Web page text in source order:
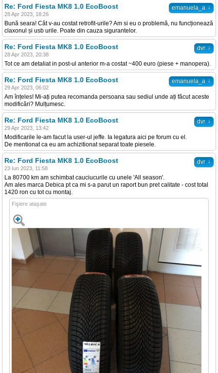
emanuela_a ↓
Re: Ford Fiesta MK8 1.0 EcoBoost
28 Apr 2023, 18:26
Bună seara! Cât v-au costat retrofit-urile? Am si eu o problemă, nu funcționează
claxonul și usb urile. Poate din cauza sigurantelor.
dvr ↓
Re: Ford Fiesta MK8 1.0 EcoBoost
28 Apr 2023, 20:38
Tot ce am detaliat in post-ul anterior m-a costat ~400 euro (piese + manopera).
emanuela_a ↓
Re: Ford Fiesta MK8 1.0 EcoBoost
29 Apr 2023, 06:02
Am înțeles! Mi-ați putea recomanda persoana sau sediul unde ați făcut aceste
modificări? Mulțumesc.
dvr ↓
Re: Ford Fiesta MK8 1.0 EcoBoost
29 Apr 2023, 13:42
Modificarile le-am facut la user-ul jeffe. Ia legatura aici pe forum cu el.
De mentionat ca eu am achizitionat separat toate piesele.
dvr ↓
Re: Ford Fiesta MK8 1.0 EcoBoost
23 Iun 2023, 11:58
La 80700 km am schimbat cauciucurile cu unele 'All season'.
Am ales marca Debica pt ca mi s-a parut un raport bun pret calitate - cost total
1420 ron cu tot cu montaj.
Fişiere ataşate